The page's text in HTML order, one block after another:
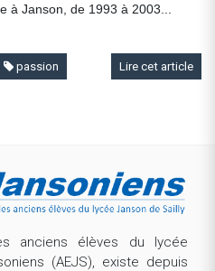
à Janson, de 1993 à 2003...
Lire cet article
passion
anciens élèves du lycée
(AEJS), existe depuis